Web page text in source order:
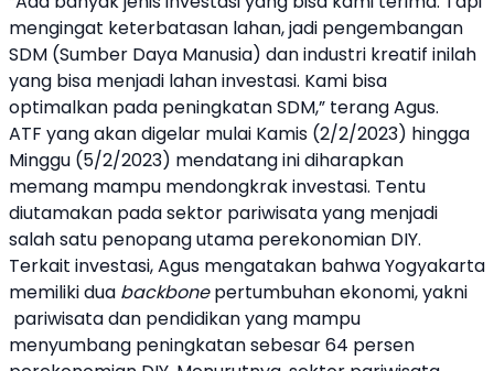
mengingat keterbatasan lahan, jadi pengembangan
SDM (Sumber Daya Manusia) dan industri kreatif inilah
yang bisa menjadi lahan investasi. Kami bisa
optimalkan pada peningkatan SDM,” terang Agus.
ATF yang akan digelar mulai Kamis (2/2/2023) hingga
Minggu (5/2/2023) mendatang ini diharapkan
memang mampu mendongkrak investasi. Tentu
diutamakan pada sektor pariwisata yang menjadi
salah satu penopang utama perekonomian DIY.
Terkait investasi, Agus mengatakan bahwa Yogyakarta
memiliki dua backbonepertumbuhan ekonomi, yakni
pariwisata dan pendidikan yang mampu
menyumbang peningkatan sebesar 64 persen